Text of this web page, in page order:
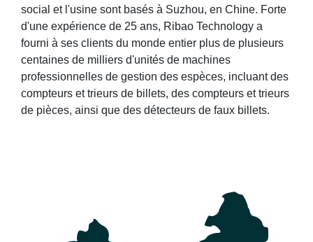
social et l'usine sont basés à Suzhou, en Chine. Forte
d'une expérience de 25 ans, Ribao Technology a
fourni à ses clients du monde entier plus de plusieurs
centaines de milliers d'unités de machines
professionnelles de gestion des espèces, incluant des
compteurs et trieurs de billets, des compteurs et trieurs
de pièces, ainsi que des détecteurs de faux billets.